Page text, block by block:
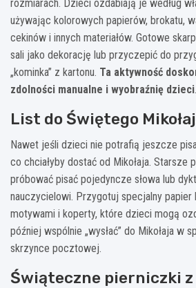
rozmiarach. Dzieci ozdabiają je według
używając kolorowych papierów, brokatu,
cekinów i innych materiałów. Gotowe
sali jako dekorację lub przyczepić do
„kominka” z kartonu. Ta aktywność
zdolności manualne i wyobraźnię dzieci.
List do Świętego
Nawet jeśli dzieci nie potrafią jeszcze
co chciałyby dostać od Mikołaja. Starsze
próbować pisać pojedyncze słowa lub
nauczycielowi. Przygotuj specjalny
motywami i koperty, które dzieci mogą
później wspólnie „wysłać” do Mikołaja w
skrzynce pocztowej.
Świąteczne pierniczki z